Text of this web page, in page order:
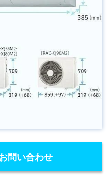
問い合わせ